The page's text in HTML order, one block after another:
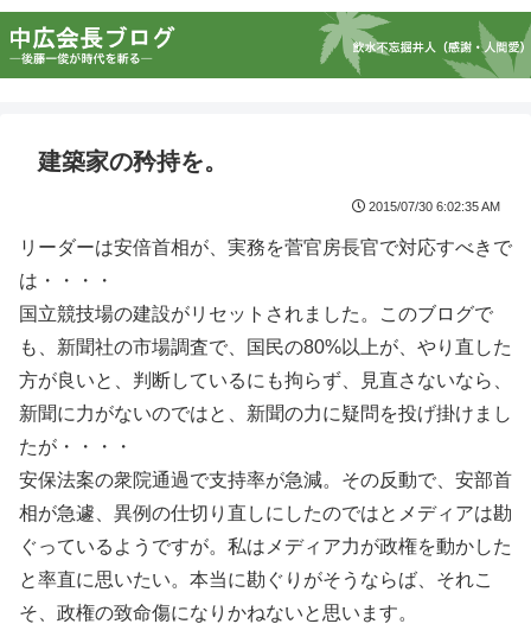
建築家の矜持を。
2015/07/30 6:02:35 AM
リーダーは安倍首相が、実務を菅官房長官で対応すべきで
は・・・・
国立競技場の建設がリセットされました。このブログで
も、新聞社の市場調査で、国民の80%以上が、やり直した
方が良いと、判断しているにも拘らず、見直さないなら、
新聞に力がないのではと、新聞の力に疑問を投げ掛けまし
たが・・・・
安保法案の衆院通過で支持率が急減。その反動で、安部首
相が急遽、異例の仕切り直しにしたのではとメディアは勘
ぐっているようですが。私はメディア力が政権を動かした
と率直に思いたい。本当に勘ぐりがそうならば、それこ
そ、政権の致命傷になりかねないと思います。